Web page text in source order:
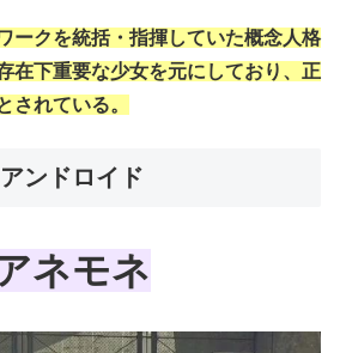
ークを統括・指揮していた概念人格
在下重要な少女を元にしており、正
されている。
アンドロイド
ネモネ